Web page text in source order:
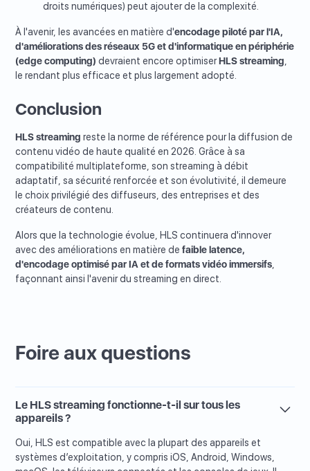
droits numériques) peut ajouter de la complexité.
À l'avenir, les avancées en matière d'encodage piloté par l'IA,
d'améliorations des réseaux 5G et d'informatique en périphérie
(edge computing) devraient encore optimiserHLS streaming,
le rendant plus efficace et plus largement adopté.
Conclusion
HLS streaming reste la norme de référence pour la diffusion de
contenu vidéo de haute qualité en 2026. Grâce à sa
compatibilité multiplateforme, son streaming à débit
adaptatif, sa sécurité renforcée et son évolutivité, il demeure
le choix privilégié des diffuseurs, des entreprises et des
créateurs de contenu.
Alors que la technologie évolue, HLS continuera d'innover
avec des améliorations en matière defaible latence,
d'encodage optimisé par IA et de formats vidéo immersifs,
façonnant ainsi l'avenir du streaming en direct.
Foire aux questions
Le HLS streaming fonctionne-t-il sur tous les
appareils ?
Oui, HLS est compatible avec la plupart des appareils et
systèmes d’exploitation, y compris iOS, Android, Windows,